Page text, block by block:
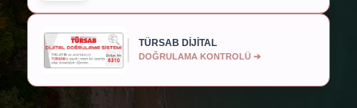
TÜRSAB DİJİTAL
DOĞRULAMA KONTROLÜ ➔